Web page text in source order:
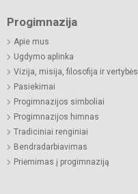
Progimnazija
Apie mus
Ugdymo aplinka
Vizija, misija, filosofija ir vertybės
Pasiekimai
Progimnazijos simboliai
Progimnazijos himnas
Tradiciniai renginiai
Bendradarbiavimas
Priėmimas į progimnaziją